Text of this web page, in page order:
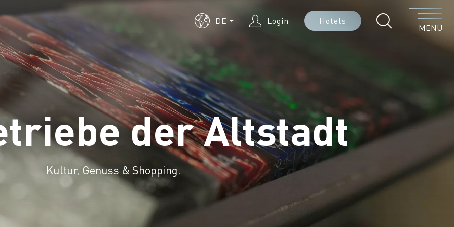
DE Login Hotels
Menü
MENÜ
der Altstadt
Kultur, Genuss & Shopping.